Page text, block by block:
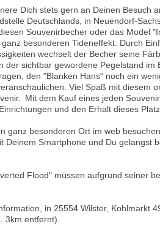
Dich stets gern an Deinen Besuch
Deutschlands, in Neuendorf-
Souvenirbecher oder das Model
besonderen Tideneffekt. Durch
wechselt der Becher seine
der sichtbar gewordene Pegelstand im
den "Blanken Hans" noch ein
Viel Spaß mit diesem
Mit dem Kauf eines jeden
und den Erhalt dieses
ganz besonderen Ort im web
Deinem Smartphone und Du gelangst
Flood" müssen aufgrund seiner
in 25554 Wilster, Kohlmarkt
3km entfernt).